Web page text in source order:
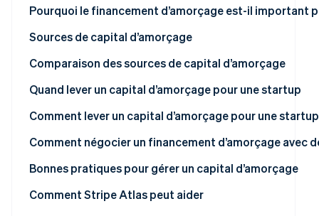
Pourquoi le financement d’amorçage est-il important
Sources de capital d’amorçage
Investisseurs providentiels
Investisseurs en capital-risque
Financement participatif
Autofinancement
Subventions
Comparaison des sources de capital d’amorçage
Quand lever un capital d’amorçage pour une startup
Comment lever un capital d’amorçage pour une startup
Comment négocier un financement d’amorçage avec
Bonnes pratiques pour gérer un capital d’amorçage
Comment Stripe Atlas peut aider